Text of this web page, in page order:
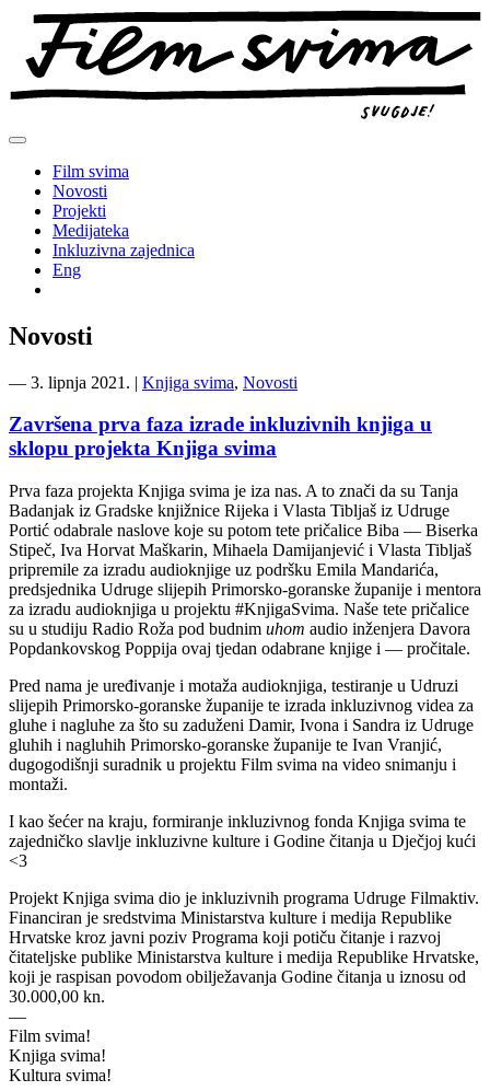
Preskoči
sadržaj
Film svima
Novosti
Projekti
Medijateka
Inkluzivna zajednica
Eng
Novosti
― 3. lipnja 2021. | Knjiga svima, Novosti
Završena prva faza izrade inkluzivnih knjiga u
sklopu projekta Knjiga svima
Prva faza projekta Knjiga svima je iza nas. A to znači da su Tanja
Badanjak iz Gradske knjižnice Rijeka i Vlasta Tibljaš iz Udruge
Portić odabrale naslove koje su potom tete pričalice Biba — Biserka
Stipeč, Iva Horvat Maškarin, Mihaela Damijanjević i Vlasta Tibljaš
pripremile za izradu audioknjige uz podršku Emila Mandarića,
predsjednika Udruge slijepih Primorsko-goranske županije i mentora
za izradu audioknjiga u projektu #KnjigaSvima. Naše tete pričalice
su u studiju Radio Roža pod budnim uhom audio inženjera Davora
Popdankovskog Poppija ovaj tjedan odabrane knjige i — pročitale.
Pred nama je uređivanje i motaža audioknjiga, testiranje u Udruzi
slijepih Primorsko-goranske županije te izrada inkluzivnog videa za
gluhe i nagluhe za što su zaduženi Damir, Ivona i Sandra iz Udruge
gluhih i nagluhih Primorsko-goranske županije te Ivan Vranjić,
dugogodišnji suradnik u projektu Film svima na video snimanju i
montaži.
I kao šećer na kraju, formiranje inkluzivnog fonda Knjiga svima te
zajedničko slavlje inkluzivne kulture i Godine čitanja u Dječjoj kući
<3
Projekt Knjiga svima dio je inkluzivnih programa Udruge Filmaktiv.
Financiran je sredstvima Ministarstva kulture i medija Republike
Hrvatske kroz javni poziv Programa koji potiču čitanje i razvoj
čitateljske publike Ministarstva kulture i medija Republike Hrvatske,
koji je raspisan povodom obilježavanja Godine čitanja u iznosu od
30.000,00 kn.
—
Film svima!
Knjiga svima!
Kultura svima!